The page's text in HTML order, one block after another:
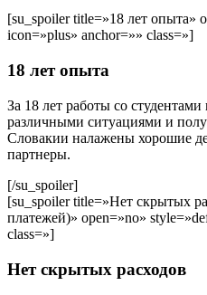
[su_spoiler title=»18 лет опыта»
icon=»plus» anchor=»» class=»]
18 лет опыта
За 18 лет работы со
различными ситуациями и
Словакии налажены хорошие
партнеры.
[/su_spoiler]
[su_spoiler title=»Нет скрытых
платежей)» open=»no»
class=»]
Нет скрытых расходов